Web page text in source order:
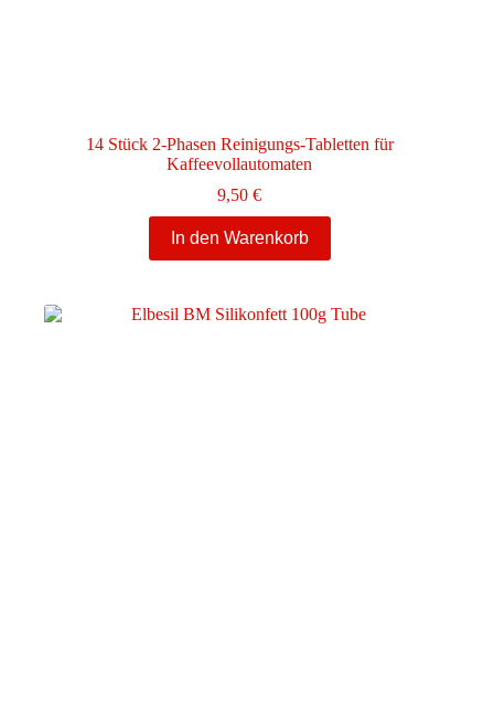
14 Stück 2-Phasen Reinigungs-Tabletten für
Kaffeevollautomaten
9,50€
In den Warenkorb